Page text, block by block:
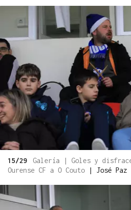
15/29
Galería | Goles y
Ourense CF a O Couto
| José Paz